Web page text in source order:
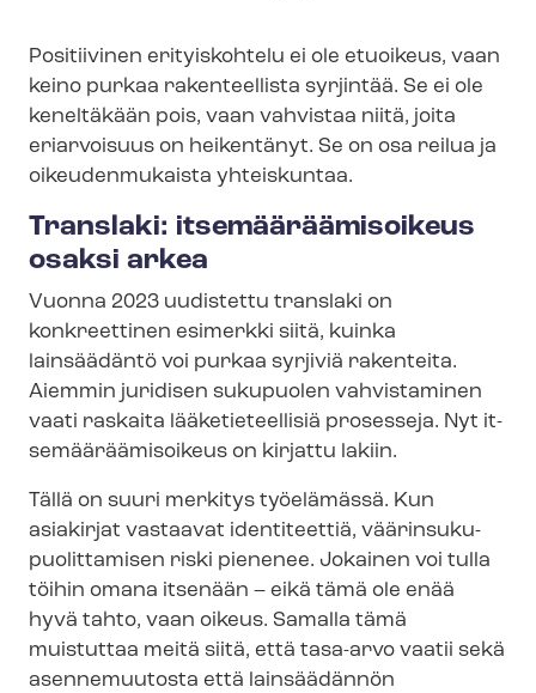
Positiivinen erityiskohtelu ei ole etuoikeus, vaan
keino purkaa rakenteellista syrjintää. Se ei ole
keneltäkään pois, vaan vahvistaa niitä, joita
eriarvoisuus on heikentänyt. Se on osa reilua ja
oikeudenmukaista yhteiskuntaa.
Translaki: it­se­mää­rää­mi­soi­keus
osaksi arkea
Vuonna 2023 uudistettu translaki on
konkreettinen esimerkki siitä, kuinka
lainsäädäntö voi purkaa syrjiviä rakenteita.
Aiemmin juridisen sukupuolen vahvistaminen
vaati raskaita lääketieteellisiä prosesseja. Nyt it­
se­mää­rää­mi­soi­keus on kirjattu lakiin.
Tällä on suuri merkitys työelämässä. Kun
asiakirjat vastaavat identiteettiä, vää­rin­su­ku­
puo­lit­ta­mi­sen riski pienenee. Jokainen voi tulla
töihin omana itsenään – eikä tämä ole enää
hyvä tahto, vaan oikeus. Samalla tämä
muistuttaa meitä siitä, että tasa-arvo vaatii sekä
asennemuutosta että lainsäädännön